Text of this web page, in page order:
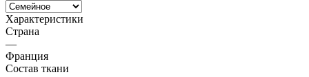
Характеристики
Страна
—
Франция
Состав ткани